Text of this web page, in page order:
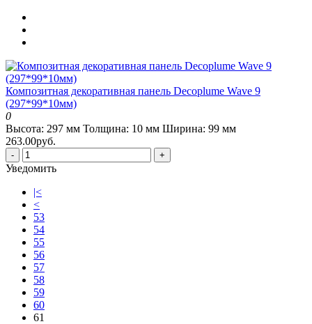
Композитная декоративная панель Decoplume Wave 9
(297*99*10мм)
0
Высота: 297 мм Толщина: 10 мм Ширина: 99 мм
263.00руб.
- +
Уведомить
|<
<
53
54
55
56
57
58
59
60
61